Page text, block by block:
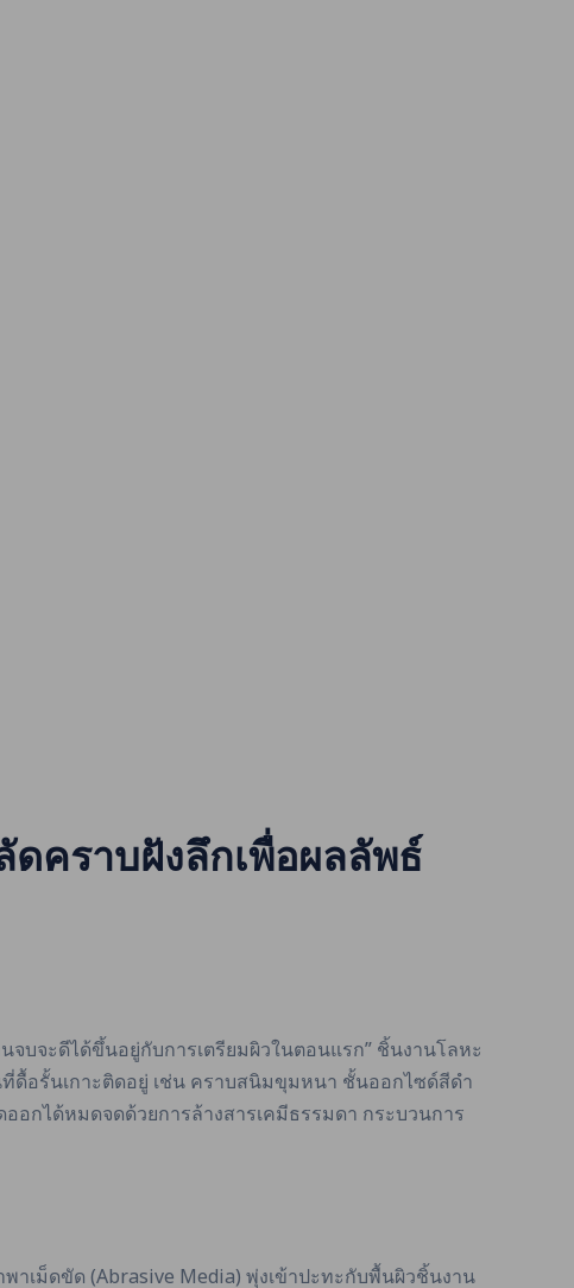
คราบฝังลึกเพื่อผลลัพธ์
บจะดีได้ขึ้นอยู่กับการเตรียมผิวในตอนแรก” ชิ้นงานโลหะ
ดื้อรั้นเกาะติดอยู่ เช่น คราบสนิมขุมหนา ชั้นออกไซด์สีดำ
อกได้หมดจดด้วยการล้างสารเคมีธรรมดา กระบวนการ
าเม็ดขัด (Abrasive Media) พุ่งเข้าปะทะกับพื้นผิวชิ้นงาน